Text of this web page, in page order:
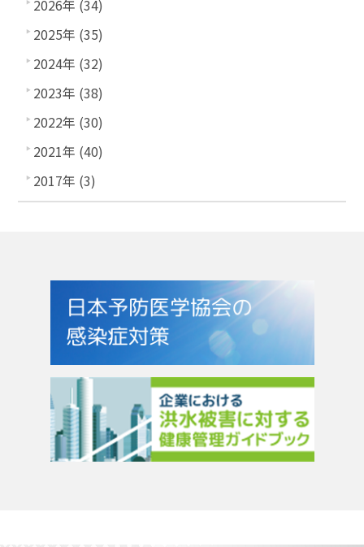
2026年 (34)
2025年 (35)
2024年 (32)
2023年 (38)
2022年 (30)
2021年 (40)
2017年 (3)